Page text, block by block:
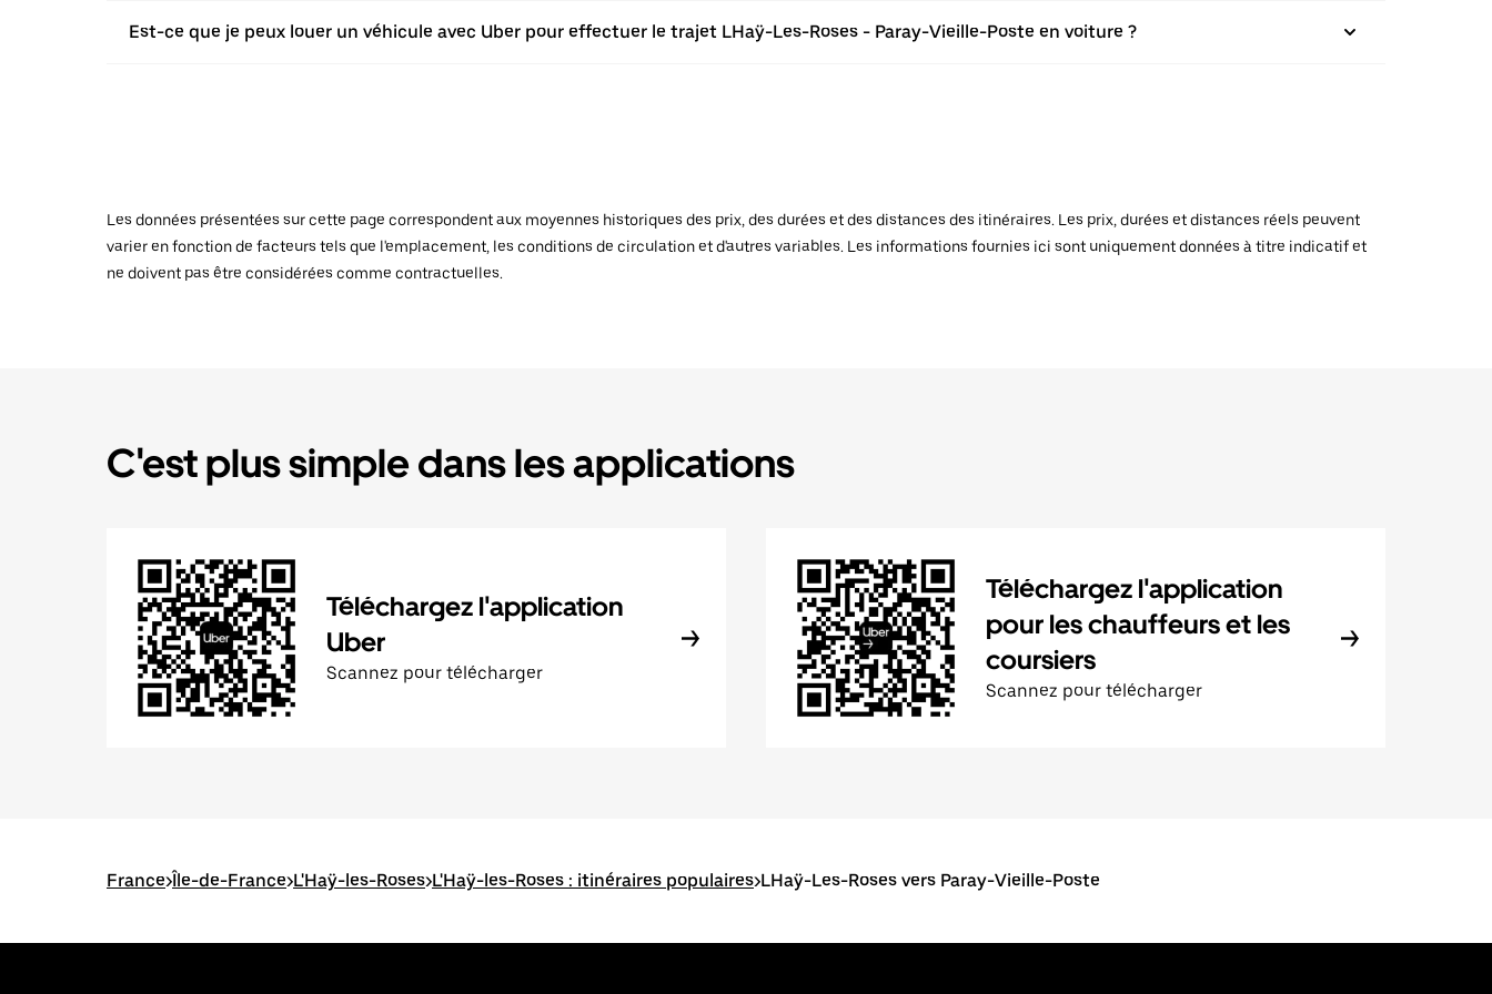
Est-ce que je peux louer un véhicule avec Uber pour effectuer le trajet LHaÿ-Les-Roses - Paray-Vieille-Poste en voiture ?
Les données présentées sur cette page correspondent aux moyennes historiques des prix, des durées et des distances des itinéraires. Les prix, durées et distances réels peuvent
varier en fonction de facteurs tels que l'emplacement, les conditions de circulation et d'autres variables. Les informations fournies ici sont uniquement données à titre indicatif et
ne doivent pas être considérées comme contractuelles.
C'est plus simple dans les applications
Téléchargez l'application
Uber
Scannez pour télécharger
Téléchargez l'application
pour les chauffeurs et les
coursiers
Scannez pour télécharger
France>Île-de-France>L'Haÿ-les-Roses>L'Haÿ-les-Roses : itinéraires populaires>LHaÿ-Les-Roses vers Paray-Vieille-Poste